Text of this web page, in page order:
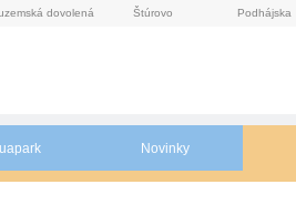
dovolená Štúrovo Podhájska
Novinky